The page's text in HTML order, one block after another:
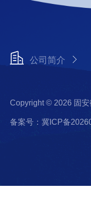
公司简介
Copyright © 2026 固
备案号：冀ICP备